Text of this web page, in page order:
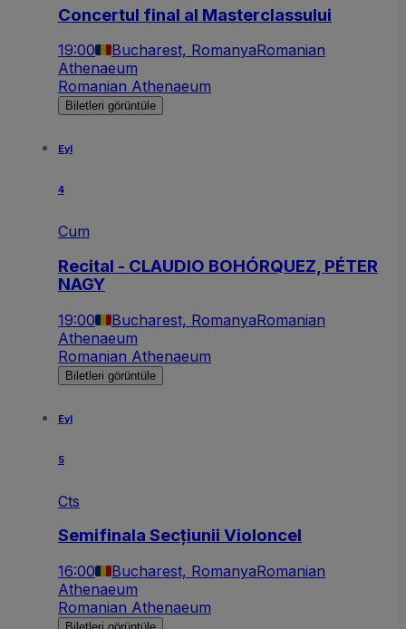
Concertul final al Masterclassului
19:00 Bucharest, RomanyaRomanian
Athenaeum
Romanian Athenaeum
Biletleri görüntüle
Eyl
4
Cum
Recital - CLAUDIO BOHÓRQUEZ, PÉTER
NAGY
19:00 Bucharest, RomanyaRomanian
Athenaeum
Romanian Athenaeum
Biletleri görüntüle
Eyl
5
Cts
Semifinala Secțiunii Violoncel
16:00 Bucharest, RomanyaRomanian
Athenaeum
Romanian Athenaeum